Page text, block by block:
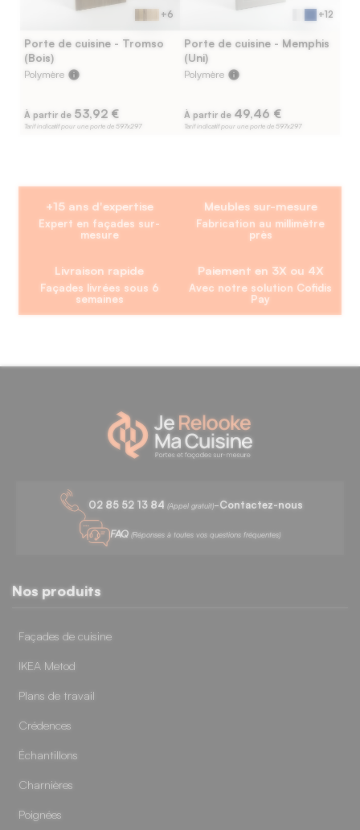
Porte de cuisine - Tromso
(Bois)
Polymère info
À partir de 53,92 €
Tarif indicatif pour une porte de 597x297
+6
Porte de cuisine - Memphis
(Uni)
Polymère info
À partir de 49,46 €
Tarif indicatif pour une porte de 597x297
+12
+15 ans d'expertise
Expert en façades sur-
mesure
Meubles sur-mesure
Fabrication au millimètre
près
Livraison rapide
Façades livrées sous 6
semaines
Paiement en 3X ou 4X
Avec notre solution Cofidis
Pay
02 85 52 13 84 (Appel gratuit)-Contactez-nous
FAQ (Réponses à toutes vos questions fréquentes)
Nos produits
Façades de cuisine
IKEA Metod
Plans de travail
Crédences
Échantillons
Charnières
Poignées